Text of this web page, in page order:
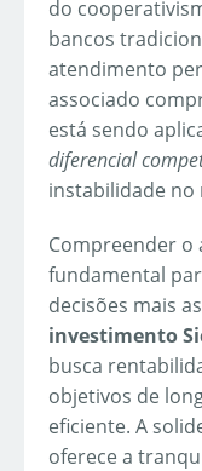
do
bancos
atendimento
associado
está sendo
diferencial
instabilidade no
Compreender o
fundamental
decisões mais
investimento
busca
objetivos de
eficiente. A
oferece a